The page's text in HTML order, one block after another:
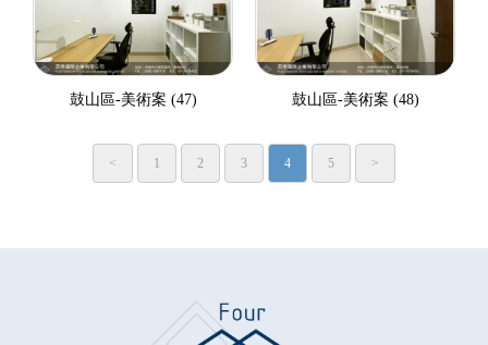
鼓山區-美術案 (47) 鼓山區-美術案 (48)
< 1 2 3 4 5 >